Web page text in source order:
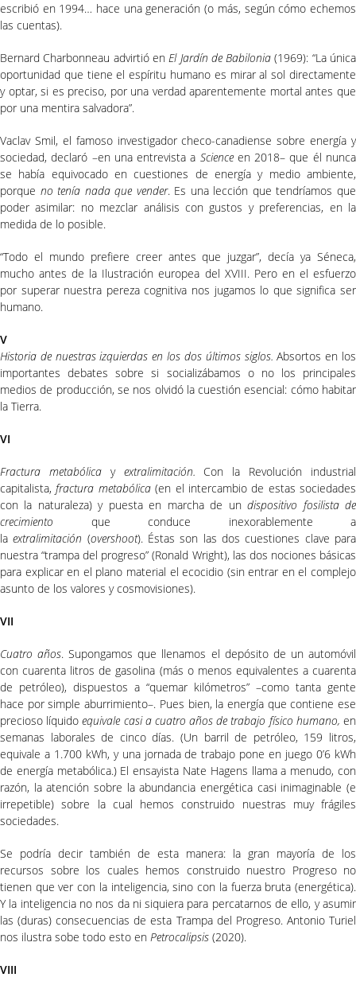
escribió en 1994… hace una generación (o más, según cómo echemos
las cuentas).
Bernard Charbonneau advirtió enEl Jardín de Babilonia (1969): “La única
oportunidad que tiene el espíritu humano es mirar al sol directamente
y optar, si es preciso, por una verdad aparentemente mortal antes que
por una mentira salvadora”.
Vaclav Smil, el famoso investigador checo-canadiense sobre energía y
sociedad, declaró –en una entrevista a Science en 2018– que él nunca
se había equivocado en cuestiones de energía y medio ambiente,
porque no tenía nada que vender. Es una lección que tendríamos que
poder asimilar: no mezclar análisis con gustos y preferencias, en la
medida de lo posible.
“Todo el mundo prefiere creer antes que juzgar”, decía ya Séneca,
mucho antes de la Ilustración europea del XVIII. Pero en el esfuerzo
por superar nuestra pereza cognitiva nos jugamos lo que significa ser
humano.
V
Historia de nuestras izquierdas en los dos últimos siglos. Absortos en los
importantes debates sobre si socializábamos o no los principales
medios de producción, se nos olvidó la cuestión esencial: cómo habitar
la Tierra.
VI
Fractura metabólica y extralimitación. Con la Revolución industrial
capitalista,fractura metabólica(en el intercambio de estas sociedades
con la naturaleza) y puesta en marcha de undispositivo fosilista de
crecimiento que conduce inexorablemente a
laextralimitación (overshoot). Éstas son las dos cuestiones clave para
nuestra “trampa del progreso” (Ronald Wright), las dos nociones básicas
para explicar en el plano material el ecocidio (sin entrar en el complejo
asunto de los valores y cosmovisiones).
VII
Cuatro años. Supongamos que llenamos el depósito de un automóvil
con cuarenta litros de gasolina (más o menos equivalentes a cuarenta
de petróleo), dispuestos a “quemar kilómetros” –como tanta gente
hace por simple aburrimiento–. Pues bien, la energía que contiene ese
precioso líquidoequivale casi a cuatro años de trabajo físico humano,en
semanas laborales de cinco días. (Un barril de petróleo, 159 litros,
equivale a 1.700 kWh, y una jornada de trabajo pone en juego 0’6 kWh
de energía metabólica.) El ensayista Nate Hagens llama a menudo, con
razón, la atención sobre la abundancia energética casi inimaginable (e
irrepetible) sobre la cual hemos construido nuestras muy frágiles
sociedades.
Se podría decir también de esta manera: la gran mayoría de los
recursos sobre los cuales hemos construido nuestro Progreso no
tienen que ver con la inteligencia, sino con la fuerza bruta (energética).
Y la inteligencia no nos da ni siquiera para percatarnos de ello, y asumir
las (duras) consecuencias de esta Trampa del Progreso. Antonio Turiel
nos ilustra sobe todo esto en Petrocalipsis (2020).
VIII